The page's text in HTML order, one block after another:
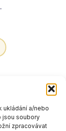
ukládání a/nebo
jsou soubory
zpracovávat